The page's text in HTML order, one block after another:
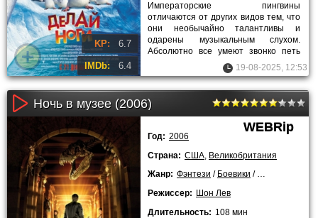
KP: 6.7
IMDb: 6.4
Императорские пингвины
отличаются от других видов тем, что
они необычайно талантливы и
одарены музыкальным слухом.
Абсолютно все умеют звонко петь
песни. Но у Нормы Джин и Мемфис
родился
19-08-2025, 12:53
Ночь в музее (2006)
WEBRip
Год: 2006
Страна: США Великобритания
Жанр: Фэнтези / Боевики / Комедии
Режиссер: Шон Лев
Длительность: 108 мин